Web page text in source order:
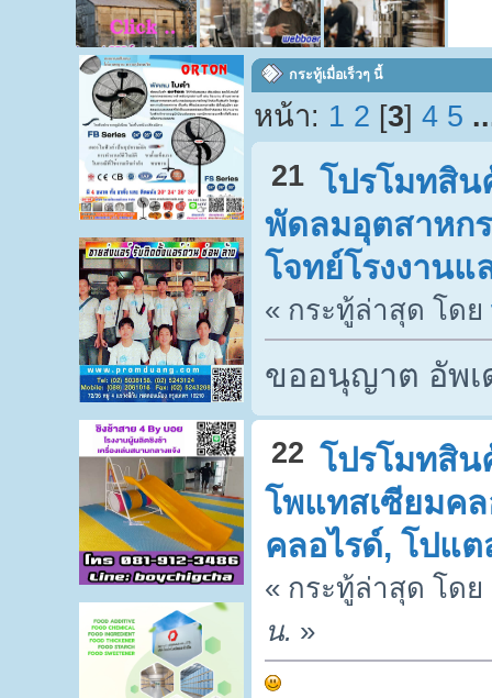
กระทู้เมื่อเร็วๆ นี้
หน้า: 1 2 [3]4 5
21 โปรโมทสิน
พัดลมอุตสาหก
โจทย์โรงงานแ
« กระทู้ล่าสุด โดย
ขออนุญาต อัพเ
22 โปรโมทสิน
โพแทสเซียมค
คลอไรด์, โปแ
« กระทู้ล่าสุด โดย
น. »